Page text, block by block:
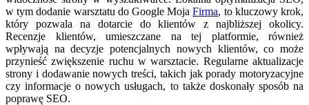
w tym dodanie warsztatu do Google MojaFirma, to kluczowy krok,
który pozwala na dotarcie do klientów z najbliższej okolicy.
Recenzje klientów, umieszczane na tej platformie, również
wpływają na decyzje potencjalnych nowych klientów, co może
przynieść zwiększenie ruchu w warsztacie. Regularne aktualizacje
strony i dodawanie nowych treści, takich jak porady motoryzacyjne
czy informacje o nowych usługach, to także doskonały sposób na
poprawę SEO.